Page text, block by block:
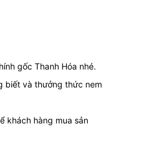
gốc Thanh Hóa nhé.
biết và thưởng thức nem
khách hàng mua sản